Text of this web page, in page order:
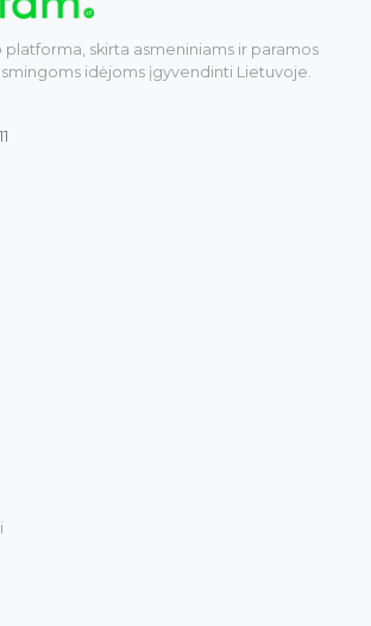
skirta asmeniniams ir paramos
idėjoms įgyvendinti Lietuvoje.